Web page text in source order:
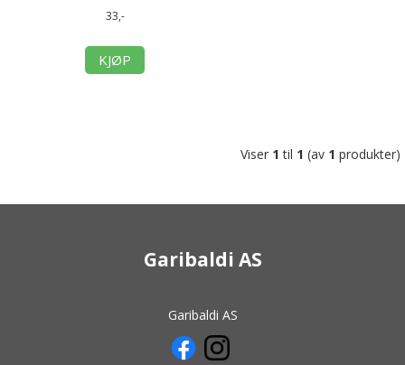
33,-
KJØP
Viser 1 til 1 (av 1 produkter)
Garibaldi AS
Garibaldi AS